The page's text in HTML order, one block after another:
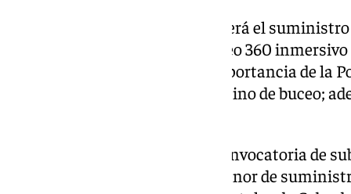
La solución ofrecida comprenderá el
píldora para promoción, un vídeo 360
oceánica y un video sobre la importancia de la
ecosistema marino y como destino de buceo;
También en el marco de esta convocatoria de
se ha adjudicado el contrato menor de